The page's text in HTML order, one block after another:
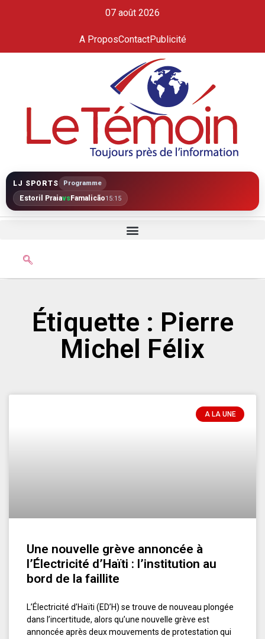
07 août 2026
A ProposContactPublicité
LJ SPORTS Programme
Estoril PraiavsFamalicão15:15
Étiquette : Pierre
Michel Félix
A LA UNE
Une nouvelle grève annoncée à
l’Électricité d’Haïti : l’institution au
bord de la faillite
L’Électricité d’Haïti (ED’H) se trouve de nouveau plongée
dans l’incertitude, alors qu’une nouvelle grève est
annoncée après deux mouvements de protestation qui